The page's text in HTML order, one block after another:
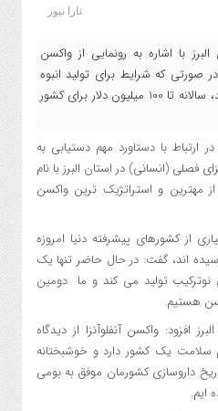
تارا نیوز
با اشاره به رونمایی از واکسن
صورتی که شرایط برای تولید انبوه
این واکسن در داخل مناسب باشد، سالانه تا 100 میلیون دلار برای کشور
ارتباط با دستاورد مهم دستیابی به
فصلی (انسانی) در استان البرز با نام
مهترین و استراتژیک ترین واکسن
از کشورهای پیشرفته دنیا امروزه
اند، گفت: در حال حاضر تنها یک
نوترکیب تولید می کند و ما دومین
هستیم.
افزود: واکسن آنفلوآنزا از دیدگاه
یک کشور دارد و خوشبختانه
داروسازی کشورمان موفق به بومی
ایم.